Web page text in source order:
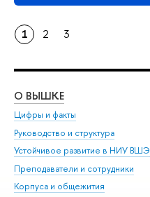
1 2 3
О ВЫШКЕ
Цифры и факты
Руководство и структура
Устойчивое развитие в НИУ ВШЭ
Преподаватели и сотрудники
Корпуса и общежития